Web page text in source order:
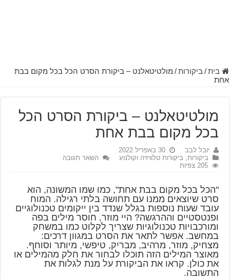
בית / ביקורות / מולטיטאלנט – ביקורת הסרט הכל בכל מקום בבת
אחת
מולטיטאלנט – ביקורת הסרט הכל
בכל מקום בבת אחת
יובל לבב
30 באפריל 2022
ביקורות, ביקורות טלוויזיה וקולנוע
השאר תגובה
205 צפיות
"הכל בכל מקום בבת אחת", כמו שמו המשונה, הוא
סרט שיוצאים ממנו עם תחושה בלתי רגילה. המוח
עובד שעות נוספות בגלל שנדד בין ייקומים טכנולוגיים
ופנטסטיים וההרגשה? היי מוזר, חוסר מילים בפה
ומורכבויות טכנולוגיות שצריך לקלוט כמו במשחק
במחשב. אפשר לתאר את הסרט במגוון דרכים:
מצחיק, מוזר, מרהיב, מבריק, טיפשי, מיותר וסוחף.
מאוצר המילים הזה תוכלו לבחור את חלק מהמילים או
את כולן. קראו את הביקורת על מנת לגלות את
התשובה.